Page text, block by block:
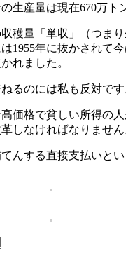
生産量は現在670万ト
穫量「単収」（つま
1955年に抜かされて
れました。
るのには私も反対です
価格で貧しい所得の
しなければなりません
んする直接支払いと